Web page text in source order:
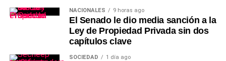
NACIONALES 9 horas ago
El Senado le dio media sanción a la
Ley de Propiedad Privada sin dos
capítulos clave
SOCIEDAD 1 día ago